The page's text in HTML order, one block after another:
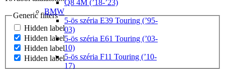
Generic filters
Hidden label
Hidden label
Hidden label
Hidden label
Q8 4M (’18-’23)
BMW
5-ös széria E39 Touring (’95-
03)
5-ös széria E61 Touring (’03-
10)
5-ös széria F11 Touring (’10-
17)